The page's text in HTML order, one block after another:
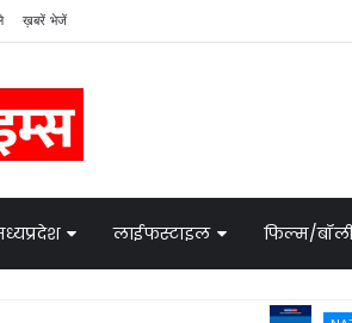
ख़बरें भेजें
लाईफस्टाइल फिल्म/